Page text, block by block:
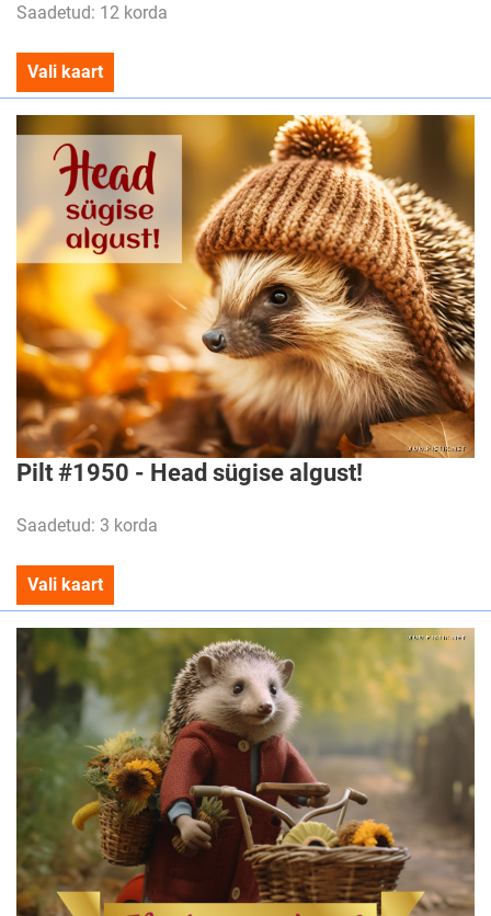
Saadetud: 12 korda
Vali kaart
Pilt #1950 - Head sügise algust!
Saadetud: 3 korda
Vali kaart